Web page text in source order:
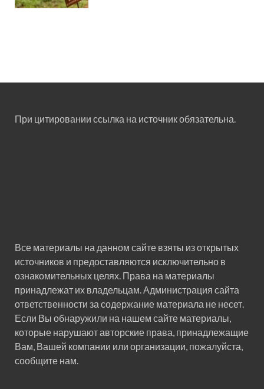
При цитировании ссылка на источник обязательна.
Все материалы на данном сайте взяты из открытых
источников и предоставляются исключительно в
ознакомительных целях. Права на материалы
принадлежат их владельцам. Администрация сайта
ответственности за содержание материала не несет.
Если Вы обнаружили на нашем сайте материалы,
которые нарушают авторские права, принадлежащие
Вам, Вашей компании или организации, пожалуйста,
сообщите нам.